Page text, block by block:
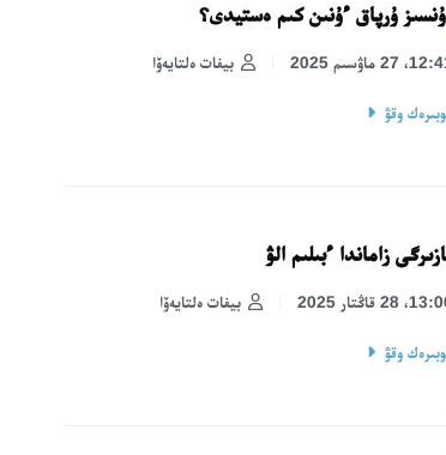
ۇرپاق ءۇنىن كىم ەستيدى؟
بيفات ەلتايەۆا 27 ماۋسىم 2025
وقۋ
زاماندا ءبىلىم الۋ
بيفات ەلتايەۆا 28 قاڭتار 2025
وقۋ